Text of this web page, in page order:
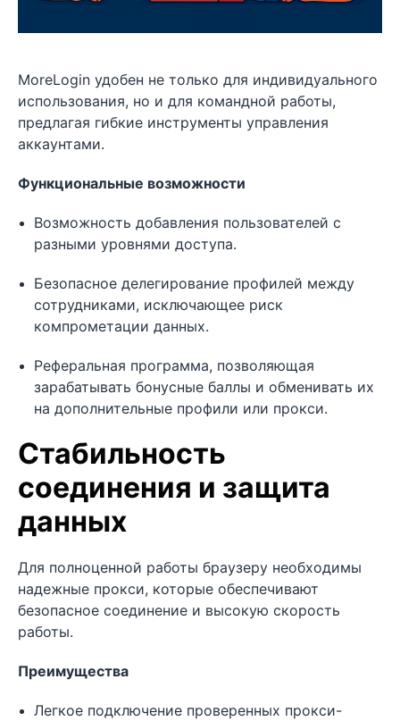
MoreLogin удобен не только для индивидуального
использования, но и для командной работы,
предлагая гибкие инструменты управления
аккаунтами.
Функциональные возможности
Возможность добавления пользователей с
разными уровнями доступа.
Безопасное делегирование профилей между
сотрудниками, исключающее риск
компрометации данных.
Реферальная программа, позволяющая
зарабатывать бонусные баллы и обменивать их
на дополнительные профили или прокси.
Стабильность
соединения и защита
данных
Для полноценной работы браузеру необходимы
надежные прокси, которые обеспечивают
безопасное соединение и высокую скорость
работы.
Преимущества
Легкое подключение проверенных прокси-